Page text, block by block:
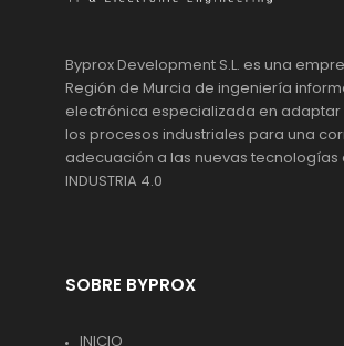
Byprox Development S.L. es una
Región de Murcia de ingeniería
electrónica especializada en adaptar
los procesos industriales para una
adecuación a las nuevas tecnologías
INDUSTRIA 4.0
SOBRE BYPROX
INICIO